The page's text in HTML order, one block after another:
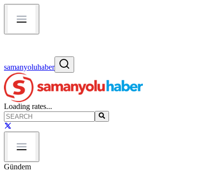
samanyoluhaber
Loading rates...
Gündem